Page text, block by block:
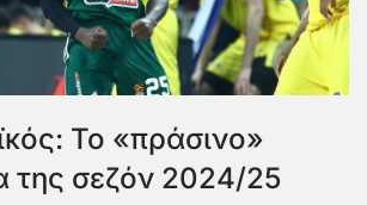
Το «πράσινο»
της σεζόν 2024/25